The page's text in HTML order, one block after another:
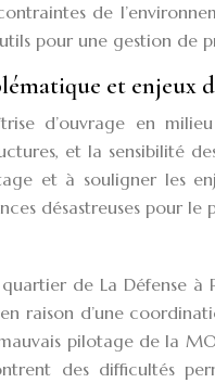
de
pour une gestion de
et enjeux
d’ouvrage en
et la sensibilité
et à souligner les
désastreuses pour
de La Défense à
raison d’une
mauvais pilotage de la
des difficultés